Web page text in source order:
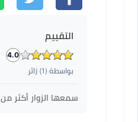
التقييم
4.0
بواسطة ( 1) زائر
سمعها الزوار أكثر من